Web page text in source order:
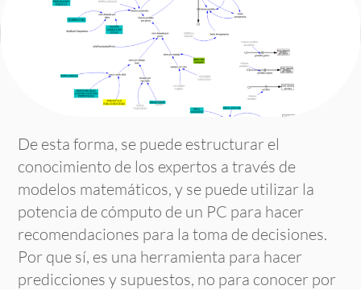
De esta forma, se puede estructurar el
conocimiento de los expertos a través de
modelos matemáticos, y se puede utilizar la
potencia de cómputo de un PC para hacer
recomendaciones para la toma de decisiones.
Por que sí, es una herramienta para hacer
predicciones y supuestos, no para conocer por